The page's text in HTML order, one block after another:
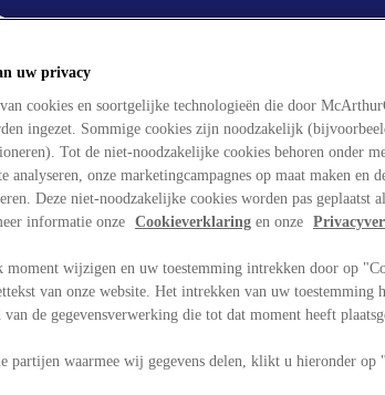
uw privacy
cookies en soortgelijke technologieën die door
ingezet. Sommige cookies zijn noodzakelijk
Tot de niet-noodzakelijke cookies behoren onder
analyseren, onze marketingcampagnes op maat maken en
Deze niet-noodzakelijke cookies worden pas geplaatst
informatie onze Cookieverklaring en onze
wijzigen en uw toestemming intrekken door op
van onze website. Het intrekken van uw toestemming
de gegevensverwerking die tot dat moment heeft
partijen waarmee wij gegevens delen, klikt u hieronder op